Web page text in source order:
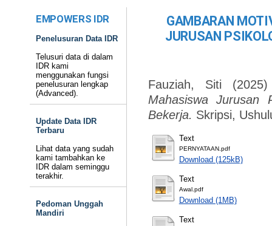
EMPOWERS IDR
Penelusuran Data IDR
Telusuri data di dalam
IDR kami
menggunakan fungsi
penelusuran lengkap
(Advanced).
Update Data IDR
Terbaru
Lihat data yang sudah
kami tambahkan ke
IDR dalam seminggu
terakhir.
Pedoman Unggah
Mandiri
GAMBARAN
JURUSAN
Fauziah, Siti
Mahasiswa Jurusan
Bekerja. Skripsi,
Text
PERNYATAAN.pdf
Download (125kB)
Text
Awal.pdf
Download (1MB)
Text